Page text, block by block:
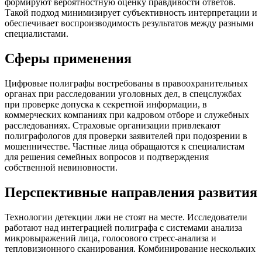
формируют вероятностную оценку правдивости ответов.
Такой подход минимизирует субъективность интерпретации и
обеспечивает воспроизводимость результатов между разными
специалистами.
Сферы применения
Цифровые полиграфы востребованы в правоохранительных
органах при расследовании уголовных дел, в спецслужбах
при проверке допуска к секретной информации, в
коммерческих компаниях при кадровом отборе и служебных
расследованиях. Страховые организации привлекают
полиграфологов для проверки заявителей при подозрении в
мошенничестве. Частные лица обращаются к специалистам
для решения семейных вопросов и подтверждения
собственной невиновности.
Перспективные направления развития
Технологии детекции лжи не стоят на месте. Исследователи
работают над интеграцией полиграфа с системами анализа
микровыражений лица, голосового стресс-анализа и
тепловизионного сканирования. Комбинирование нескольких